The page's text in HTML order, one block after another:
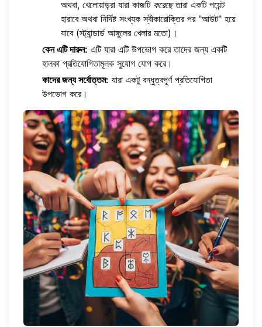
অথবা, খেলোয়াড়রা যারা কাজটি করেছেতারা একটি পয়েন্ট
হারাবে অথবা নির্দিষ্ট সংখ্যক স্বীকারোক্তির পর "আউট" হয়ে
যাবে (স্ট্যান্ডার্ড আঙ্গুলের খেলার মতো)।
কেন এটি দারুন: এটি যারা এটি উপভোগ করে তাদের জন্য একটি
হালকা প্রতিযোগিতামূলক সুযোগ যোগ করে।
কাদের জন্য সর্বোত্তম: যারা একটু বন্ধুত্বপূর্ণ প্রতিযোগিতা
উপভোগ করে।